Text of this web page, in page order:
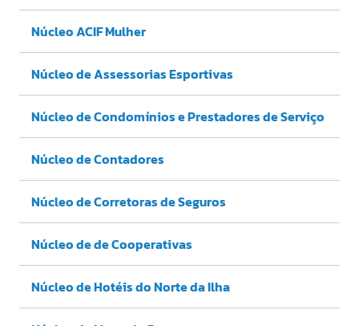
Núcleo ACIF Mulher
Núcleo de Assessorias Esportivas
Núcleo de Condomínios e Prestadores de Serviço
Núcleo de Contadores
Núcleo de Corretoras de Seguros
Núcleo de de Cooperativas
Núcleo de Hotéis do Norte da Ilha